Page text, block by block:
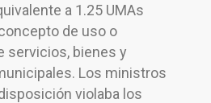
a 1.25 UMAs
de uso o
servicios, bienes y
Los ministros
violaba los